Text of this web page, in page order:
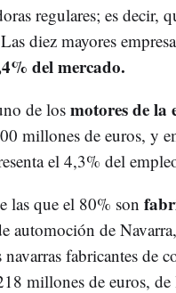
regulares; es decir,
diez mayores
del mercado.
de losmotores de la
millones de euros, y
el 4,3% del
las que el 80% son
automoción de
navarras fabricantes de
millones de euros,